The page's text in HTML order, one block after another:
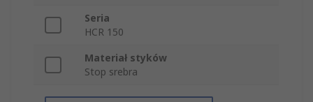
Seria
HCR 150
Materiał styków
Stop srebra